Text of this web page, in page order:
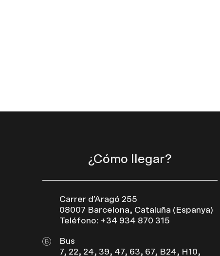
¿Cómo llegar?
Carrer d’Aragó 255
08007 Barcelona, Cataluña (Espanya)
Teléfono: +34 934 870 315
Bus
7, 22, 24, 39, 47, 63, 67, B24, H10,